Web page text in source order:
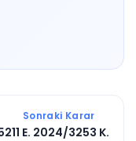
Sonraki Karar
E. 2024/3253 K.